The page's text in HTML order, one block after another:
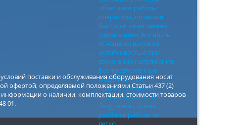
поставки и обслуживания оборудования носит
офертой, определяемой положениями Статьи 437 (2)
о наличии, комплектации, стоимости товаров
01.